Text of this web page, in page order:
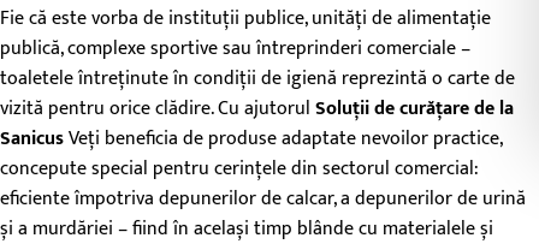
Fie că este vorba de instituții publice, unități de alimentație
publică, complexe sportive sau întreprinderi comerciale –
toaletele întreținute în condiții de igienă reprezintă o carte de
vizită pentru orice clădire. Cu ajutorulSoluții de curățare de la
SanicusVeți beneficia de produse adaptate nevoilor practice,
concepute special pentru cerințele din sectorul comercial:
eficiente împotriva depunerilor de calcar, a depunerilor de urină
și a murdăriei – fiind în același timp blânde cu materialele și